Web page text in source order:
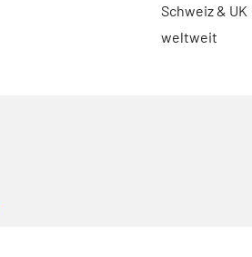
Schweiz & UK
weltweit